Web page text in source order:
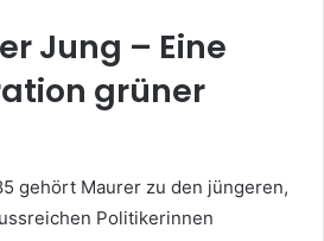
Jung – Eine
grüner
gehört Maurer zu den jüngeren,
Politikerinnen